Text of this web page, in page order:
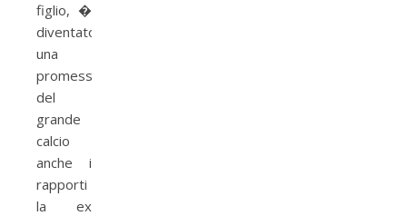
figlio, �
diventato
una
promessa
del
grande
calcio
anche i
rapporti
la ex